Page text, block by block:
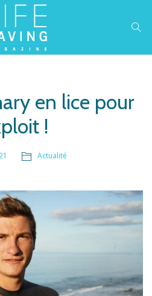
en lice pour
!
Actualité